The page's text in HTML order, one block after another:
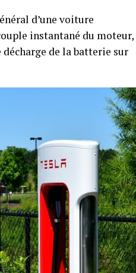
d’une voiture
instantané du moteur,
décharge de la batterie sur